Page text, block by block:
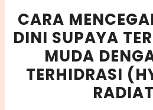
CARA
DINI SUPAYA
MUDA
TERHIDRASI